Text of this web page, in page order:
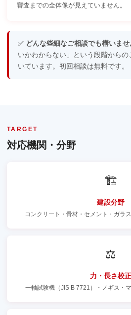
審査までの全体像が見えていません。
✅ どんな些細なご相談でも構いませ
いかわからない」という段階から
いています。初回相談は無料です。
TARGET
対応機関・分野
🏗️
建設分野
コンクリート・骨材・セメント・ガラ
⚖️
力・長さ校正
一軸試験機（JIS B 7721）・ノギス・